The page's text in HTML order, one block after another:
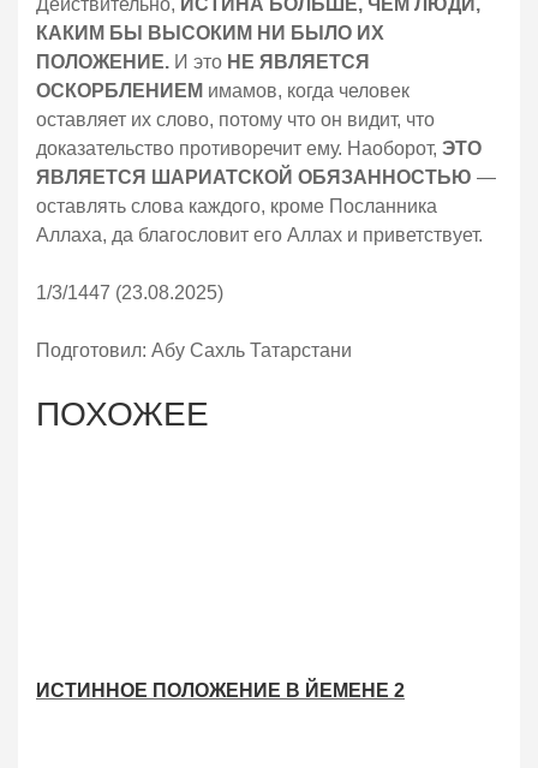
Действительно, ИСТИНА БОЛЬШЕ, ЧЕМ ЛЮДИ,
КАКИМ БЫ ВЫСОКИМ НИ БЫЛО ИХ
ПОЛОЖЕНИЕ. И это НЕ ЯВЛЯЕТСЯ
ОСКОРБЛЕНИЕМ имамов, когда человек
оставляет их слово, потому что он видит, что
доказательство противоречит ему. Наоборот, ЭТО
ЯВЛЯЕТСЯ ШАРИАТСКОЙ ОБЯЗАННОСТЬЮ —
оставлять слова каждого, кроме Посланника
Аллаха, да благословит его Аллах и приветствует.
1/3/1447 (23.08.2025)
Подготовил: Абу Сахль Татарстани
ПОХОЖЕЕ
ИСТИННОЕ ПОЛОЖЕНИЕ В ЙЕМЕНЕ 2